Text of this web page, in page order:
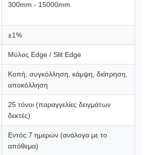
300mm - 15000mm
±1%
Μύλος Edge / Slit Edge
Κοπή, συγκόλληση, κάμψη, διάτρηση,
αποκόλληση
25 τόνοι (παραγγελίες δειγμάτων
δεκτές)
Εντός 7 ημερών (ανάλογα με το
απόθεμα)